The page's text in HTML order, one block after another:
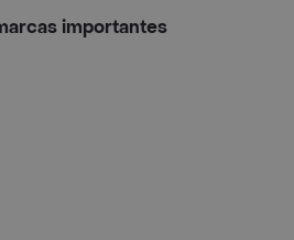
importantes